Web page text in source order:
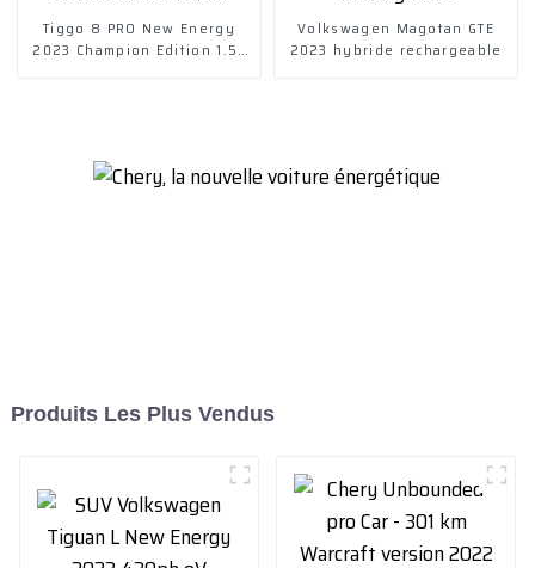
Tiggo 8 PRO New Energy
2023 Champion Edition 1.5T
Volkswagen Magotan GTE
2023 hybride rechargeable
Produits Les Plus Vendus